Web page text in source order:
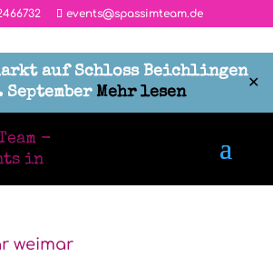
events@spassimteam.de
auf Schloss Beichlingen
September Mehr lesen ✕
weimar